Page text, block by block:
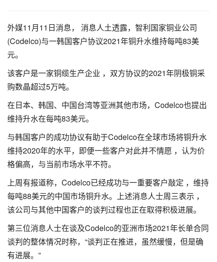
外媒11月11日消息， 消息人土透露，智利国家铜业公司
(Codelco)与一韩国客户协议2021年铜升水维持每吨83美
元。
该客户是一家铜缆生产企业 ，双方协议的2021年阴极铜采
购数晶超过5万吨。
在日本、韩国、中国台湾等亚洲其他市场，Codelco也提出
维持升水在每吨83美元。
与韩国客户的成功协议有助于Codelco在全球市场将铜升水
维持2020年的水平，即便一些客户对此并不情愿 ，认为价
格偏高，与当前市场水平不符。
上周有报道称，Codelco已经成功与一重要客户敲定 ，维持
每吨88美元的中国市场铜升水。上述消息人士周三表示 ，
该公司与其他中国客户的谈判过程也正在取得积极进展。
第三位消息人士在谈及Codelco的亚洲市场2021年长单合同
谈判的整体情况时称，“谈判正在推进，虽然缓慢，但是确
有进展。”